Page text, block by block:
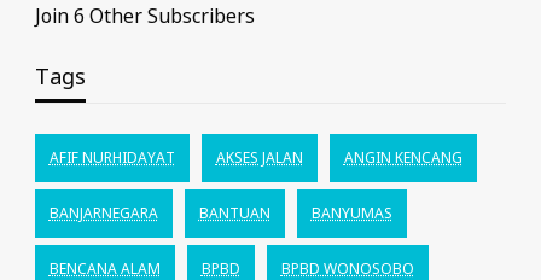
Join 6 Other Subscribers
Tags
AFIF NURHIDAYAT AKSES JALAN ANGIN KENCANG
BANJARNEGARA BANTUAN BANYUMAS
BENCANA ALAM BPBD BPBD WONOSOBO